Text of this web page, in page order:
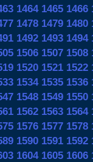
1464 1465 1466
1478 1479 1480
1492 1493 1494
1506 1507 1508
1520 1521 1522
1534 1535 1536
1548 1549 1550
1562 1563 1564
1576 1577 1578
1590 1591 1592
1604 1605 1606